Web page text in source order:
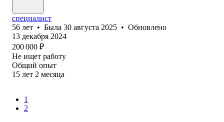
специалист
56 лет • Была 30 августа 2025 • Обновлено
13 декабря 2024
200 000 ₽
Не ищет работу
Общий опыт
15 лет 2 месяца
1
2